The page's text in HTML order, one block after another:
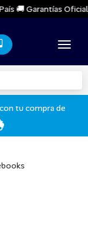
🚚 Garantías
tu compra de